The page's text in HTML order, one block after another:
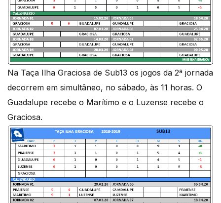
Na Taça Ilha Graciosa de Sub13 os jogos da 2ª jornada
decorrem em simultâneo, no sábado, às 11 horas. O
Guadalupe recebe o Marítimo e o Luzense recebe o
Graciosa.